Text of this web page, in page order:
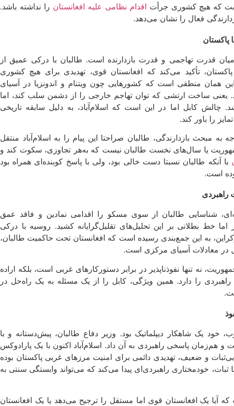
که هیچ کشوری جرأت اقدام نظامی علیه افغانستان را نداشته باشد.
فعال را نشان می‌دهد.
پاکستان
میان قدرت تهاجمی و قدرت بازدارنده است. طالبان با درکی عمیق از
تأکید می‌کند که افغانستان قوی، تهدیدی برای هیچ کشوری
همان منطقی است که کشورهایی چون ویتنام و اندونزیا در آسیای
یعنی ساخت ارتشی که توان تهاجم خارجی را از دشمن سلب کند، اما
چالش کابل اما در این است که اسلام‌آباد، به دلیل سابقه تاریخی
را باور کند.
به مبحث بازدارندگی، طالبان صراحتا این پیام را به اسلام‌آباد منتقل
یا سال‌های نخست طالبان نیست که به‌هر تجاوزی، سکوت کند و
با آنکه طالبان نسبتا دست خالی بود، ولی با پاسخ کوبنده‌ای همراه بود
است.
راهبردی
شناسایی طالبان از سوی مسکو را اقدامی نمادین و فاقد عمق
اما خط بطلانی بر این تحلیل‌های تقلیل‌گرایانه کشید. روسیه با درکی
به این جمع‌بندی رسیده است که افغانستان تحت حاکمیت طالبان،
در معادلات آسیای مرکزی است.
نه تنها نفوذناپذیر در برابر دستورکارهای غربی است، بلکه اراده
را دارد. همین ویژگی، کابل را از یک مسئله به یک راه‌حل در
خود یک شاهکار دیپلماتیک بود. وزیر دفاع طالبان، پیش‌دستانه و با
هم‌زمان پاسخی راهبردی به آن داد. اسلام‌آباد اکنون با یک پارادوکس
و ضعیف، تهدیدی دائمی برای امنیت مرزهای غربی پاکستان بوده
خودمختاری راهبردی‌ای پیدا می‌کند که می‌تواند وابستگی سنتی به
آیا یک افغانستان قوی اما مستقل را ترجیح می‌دهد یا یک افغانستان